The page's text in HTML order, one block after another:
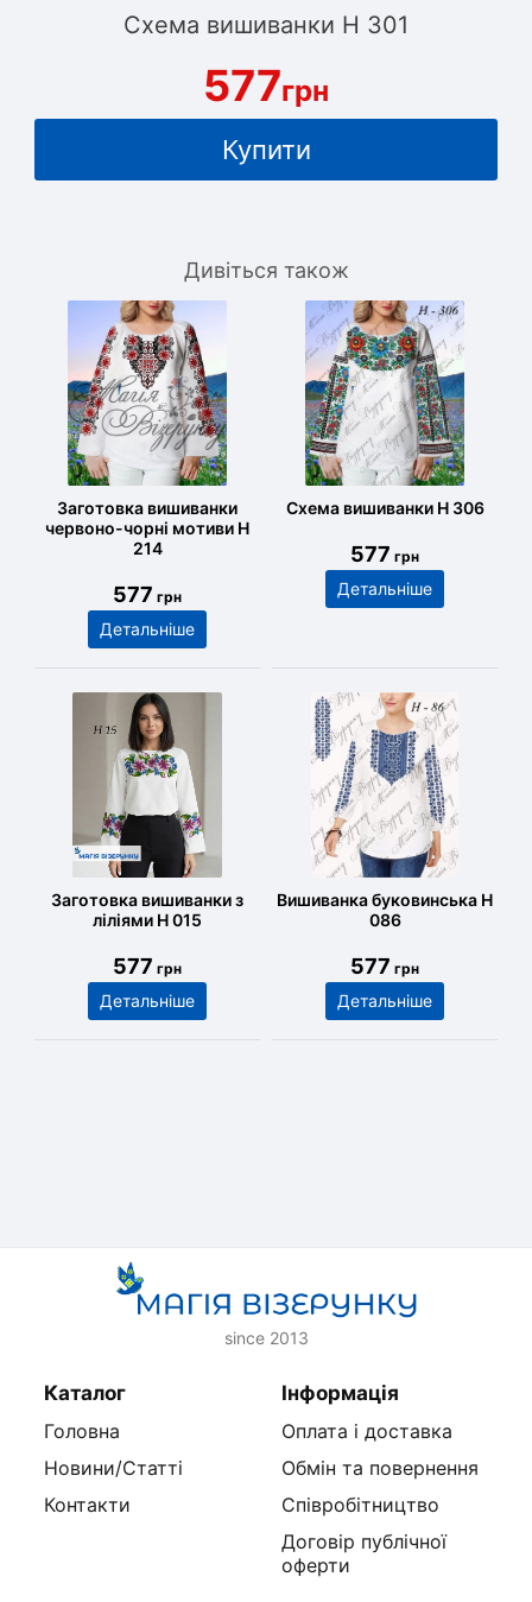
Схема вишиванки Н 301
577грн
Купити
Дивіться також
Заготовка вишиванки
червоно-чорні мотиви Н
214
577 грн
Детальніше
Схема вишиванки Н 306
577 грн
Детальніше
Заготовка вишиванки з
ліліями Н 015
577 грн
Детальніше
Вишиванка буковинська Н
086
577 грн
Детальніше
since 2013
Каталог
Головна
Новини/Статті
Контакти
Інформація
Оплата і доставка
Обмін та повернення
Співробітництво
Договір публічної
оферти